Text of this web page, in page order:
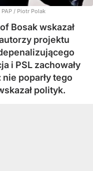
PAP / Piotr Polak
Bosak wskazał
projektu
i PSL zachowały
poparły tego
polityk.